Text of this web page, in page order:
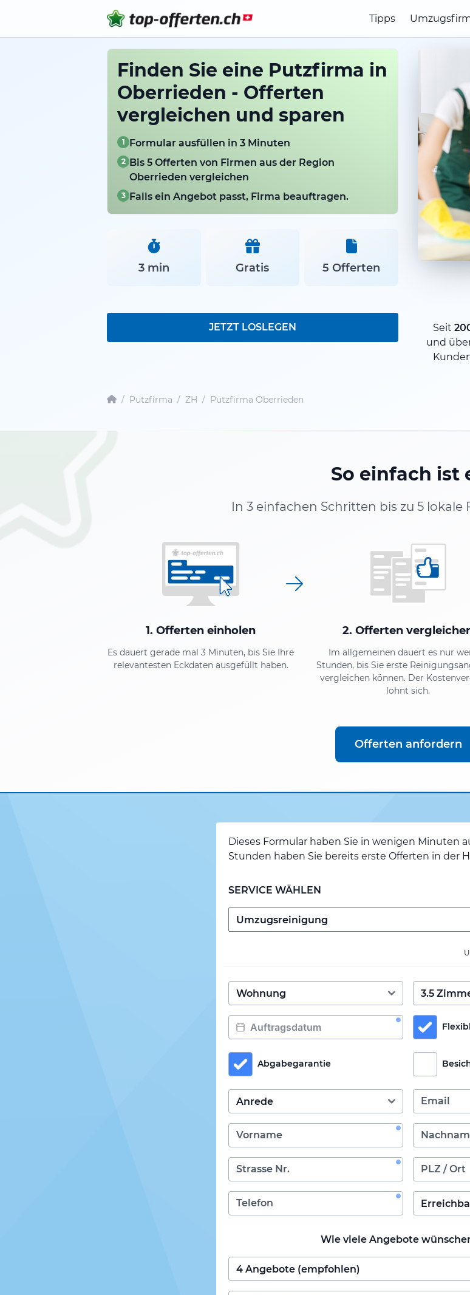
Tipps
Finden Sie eine Putzfirma in
Oberrieden - Offerten
vergleichen und sparen
1 Formular ausfüllen in 3 Minuten
2 Bis 5 Offerten von Firmen aus der Region
Oberrieden vergleichen
3 Falls ein Angebot passt, Firma beauftragen.
3 min Gratis 5 Offerten
JETZT LOSLEGEN Seit
und
/ Putzfirma / ZH / Putzfirma Oberrieden
So einfach ist
In 3 einfachen Schritten bis zu 5 lokale
1. Offerten einholen
Es dauert gerade mal 3 Minuten, bis Sie Ihre
relevantesten Eckdaten ausgefüllt haben.
2. Offerten
Im allgemeinen dauert es nur
Stunden, bis Sie erste
vergleichen können. Der
lohnt sich.
Offerten anfordern
Dieses Formular haben Sie in wenigen Minuten
Stunden haben Sie bereits erste Offerten in der
SERVICE WÄHLEN
Abgabegarantie
Wie viele Angebote